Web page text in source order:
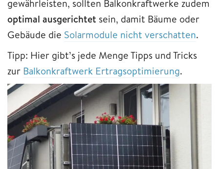
gewährleisten, sollten Balkonkraftwerke zudem
optimal ausgerichtet sein, damit Bäume oder
Gebäude die Solarmodule nicht verschatten.
Tipp: Hier gibt’s jede Menge Tipps und Tricks
zur Balkonkraftwerk Ertragsoptimierung.